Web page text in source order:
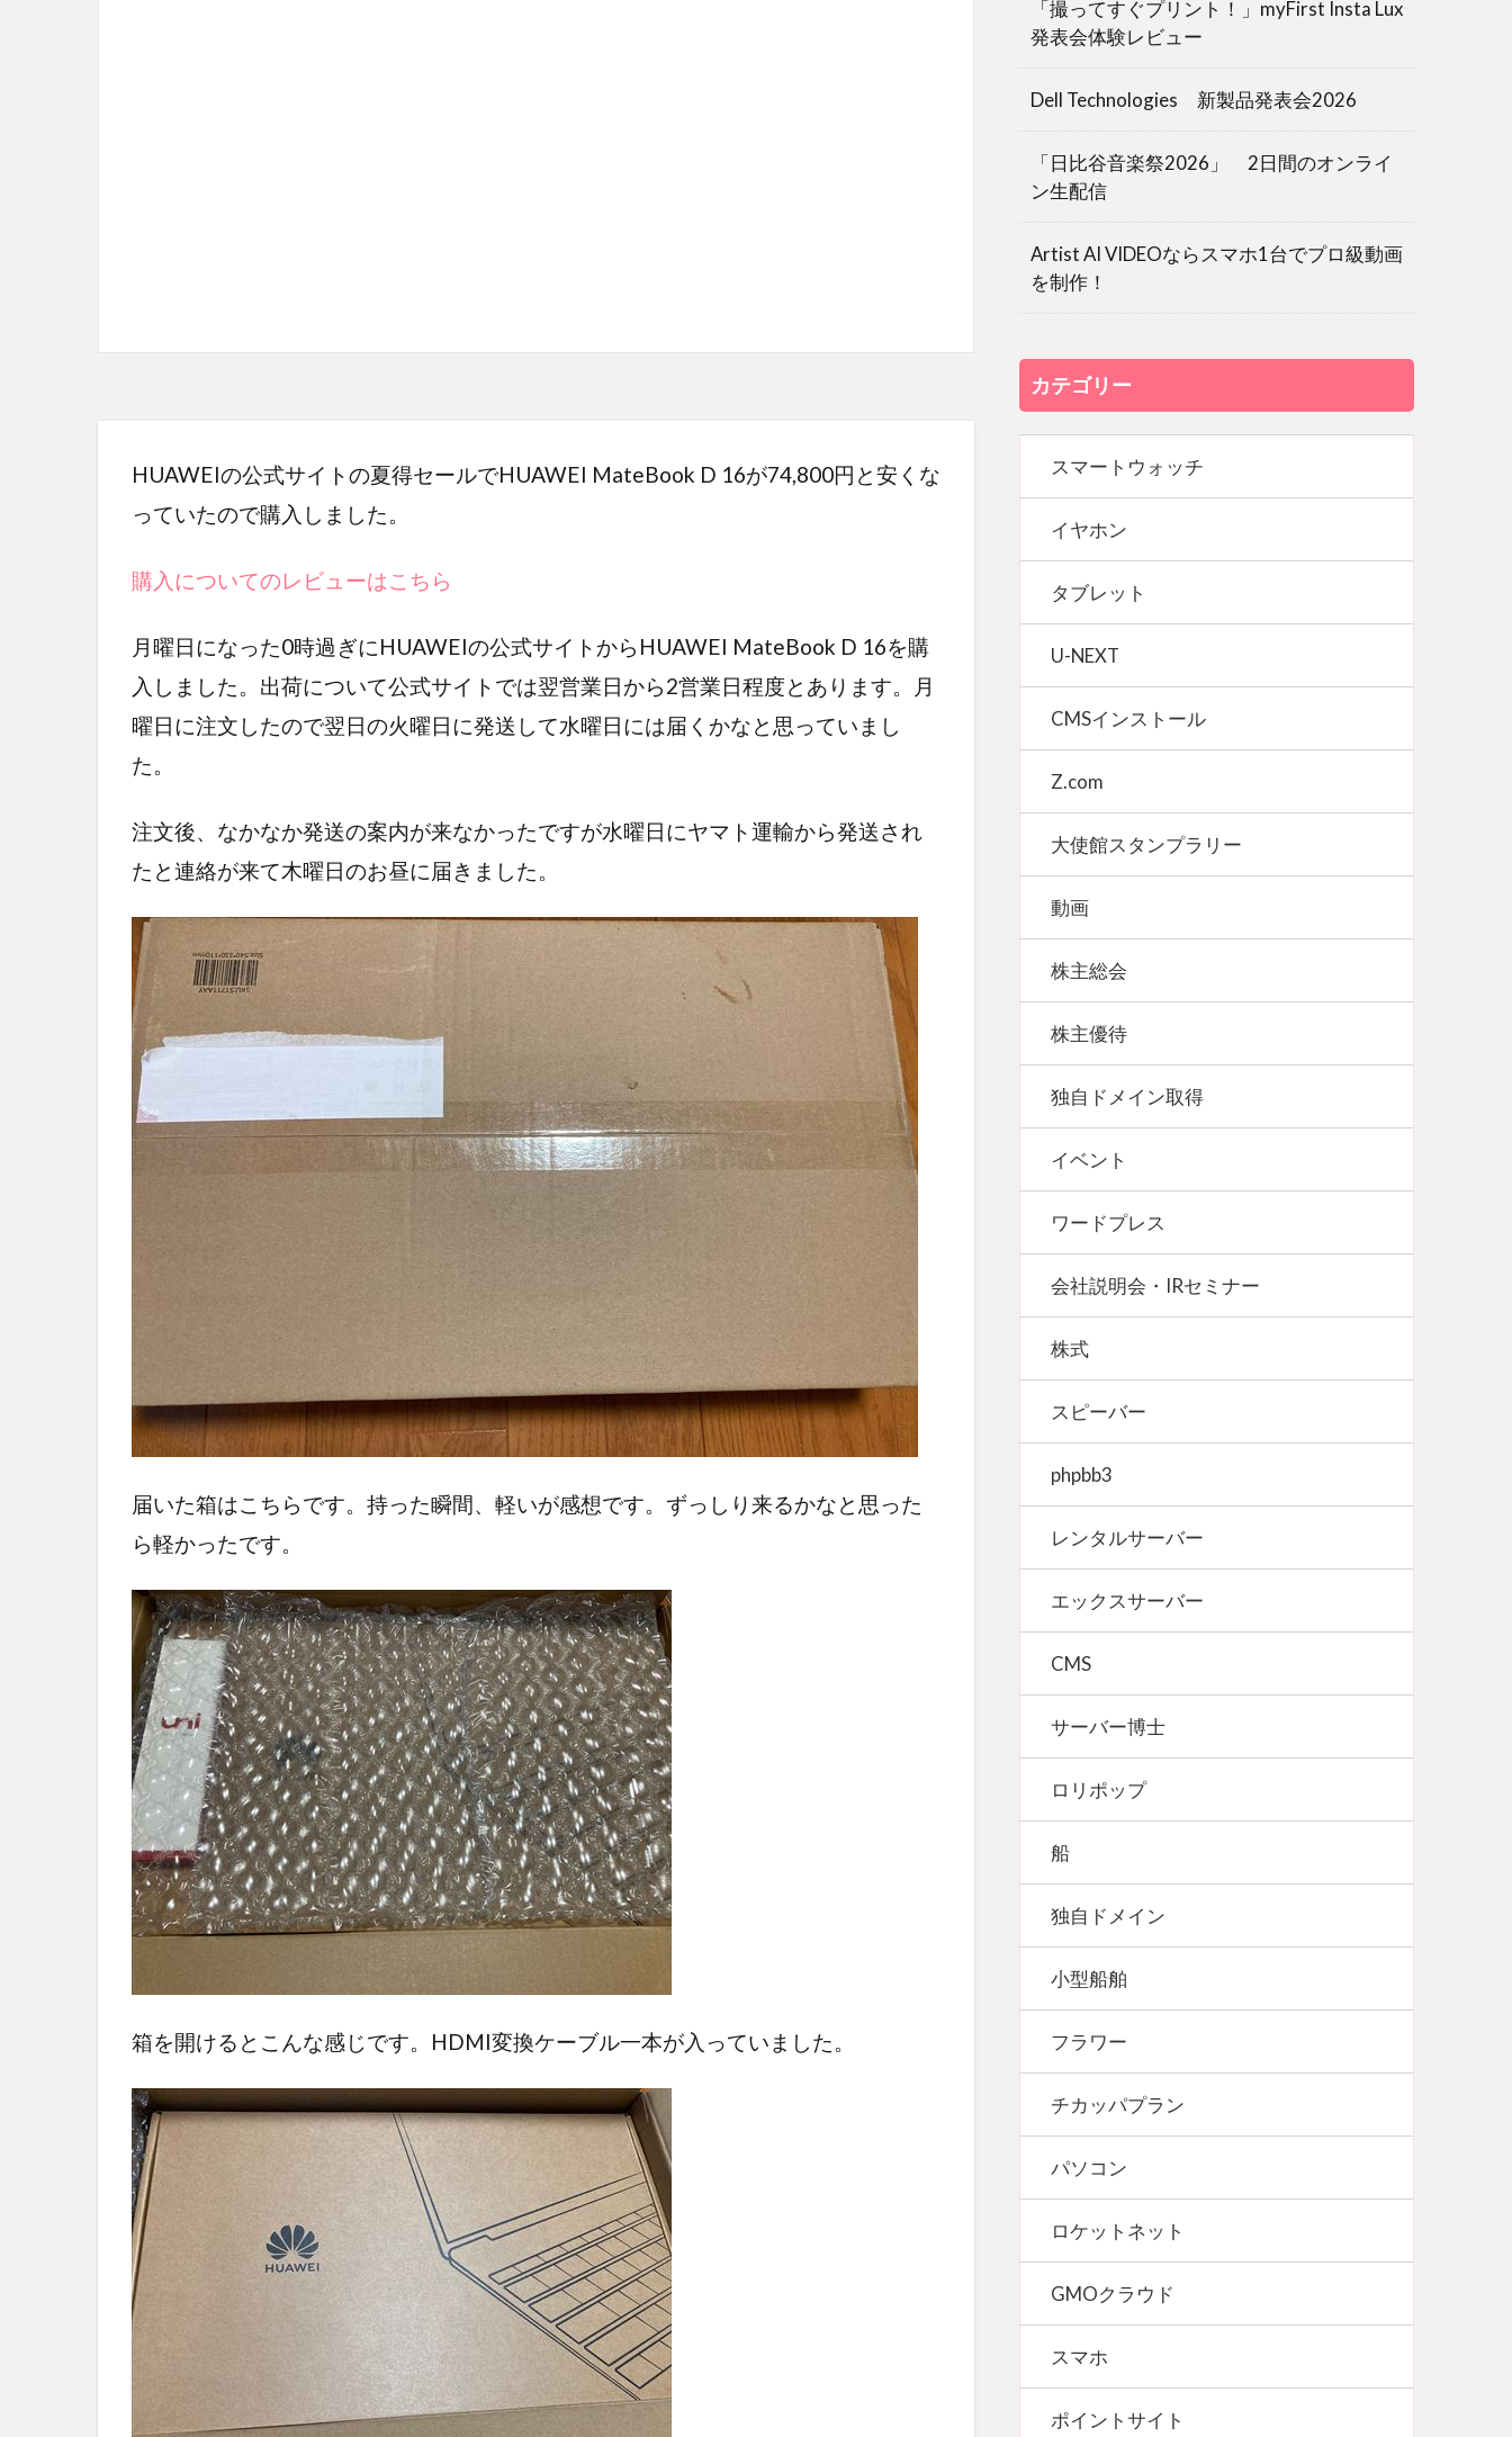
HUAWEIの公式サイトの夏得セールでHUAWEI MateBook D 16が74,800円と安くな
っていたので購入しました。
購入についてのレビューはこちら
月曜日になった0時過ぎにHUAWEIの公式サイトからHUAWEI MateBook D 16を購
入しました。出荷について公式サイトでは翌営業日から2営業日程度とあります。月
曜日に注文したので翌日の火曜日に発送して水曜日には届くかなと思っていまし
た。
注文後、なかなか発送の案内が来なかったですが水曜日にヤマト運輸から発送され
たと連絡が来て木曜日のお昼に届きました。
届いた箱はこちらです。持った瞬間、軽いが感想です。ずっしり来るかなと思った
ら軽かったです。
箱を開けるとこんな感じです。 HDMI変換ケーブル一本が入っていました。
「撮ってすぐプリント！」myFirst Insta Lux
発表会体験レビュー
Dell Technologies 新製品発表会2026
「日比谷音楽祭2026」 2日間のオンライ
ン生配信
Artist AI VIDEOならスマホ1台でプロ級動画
を制作！
カテゴリー
スマートウォッチ
イヤホン
タブレット
U-NEXT
CMSインストール
Z.com
大使館スタンプラリー
動画
株主総会
株主優待
独自ドメイン取得
イベント
ワードプレス
会社説明会・IRセミナー
株式
スピーバー
phpbb3
レンタルサーバー
エックスサーバー
CMS
サーバー博士
ロリポップ
船
独自ドメイン
小型船舶
フラワー
チカッパプラン
パソコン
ロケットネット
GMOクラウド
スマホ
ポイントサイト